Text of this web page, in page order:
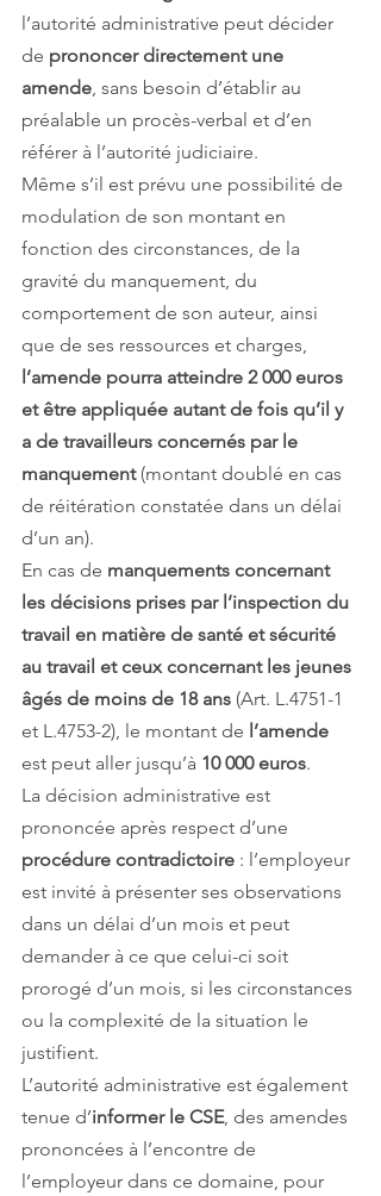
l’autorité administrative peut décider
de prononcer directement une
amende, sans besoin d’établir au
préalable un procès-verbal et d’en
référer à l’autorité judiciaire.
Même s’il est prévu une possibilité de
modulation de son montant en
fonction des circonstances, de la
gravité du manquement, du
comportement de son auteur, ainsi
que de ses ressources et charges,
l’amende pourra atteindre 2 000 euros
et être appliquée autant de fois qu’il y
a de travailleurs concernés par le
manquement (montant doublé en cas
de réitération constatée dans un délai
d’un an).
En cas de manquements concernant
les décisions prises par l’inspection du
travail en matière de santé et sécurité
au travail et ceux concernant les jeunes
âgés de moins de 18 ans (Art. L.4751-1
et L.4753-2), le montant de l’amende
est peut aller jusqu’à 10 000 euros.
La décision administrative est
prononcée après respect d’une
procédure contradictoire : l’employeur
est invité à présenter ses observations
dans un délai d’un mois et peut
demander à ce que celui-ci soit
prorogé d’un mois, si les circonstances
ou la complexité de la situation le
justifient.
L’autorité administrative est également
tenue d’informer le CSE, des amendes
prononcées à l’encontre de
l’employeur dans ce domaine, pour